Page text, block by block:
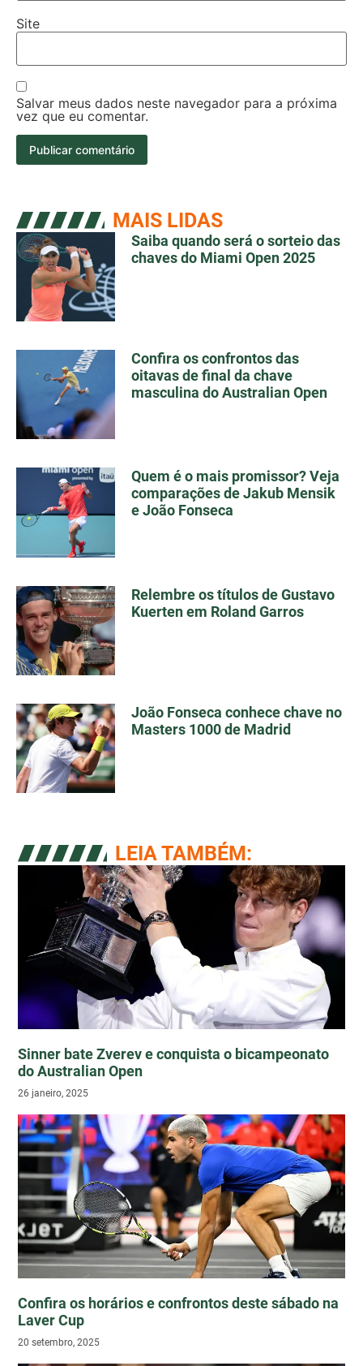
Site
Salvar meus dados neste navegador para a próxima
vez que eu comentar.
MAIS LIDAS
Saiba quando será o sorteio das
chaves do Miami Open 2025
Confira os confrontos das
oitavas de final da chave
masculina do Australian Open
Quem é o mais promissor? Veja
comparações de Jakub Mensik
e João Fonseca
Relembre os títulos de Gustavo
Kuerten em Roland Garros
João Fonseca conhece chave no
Masters 1000 de Madrid
LEIA TAMBÉM:
Sinner bate Zverev e conquista o bicampeonato
do Australian Open
26 janeiro, 2025
Confira os horários e confrontos deste sábado na
Laver Cup
20 setembro, 2025